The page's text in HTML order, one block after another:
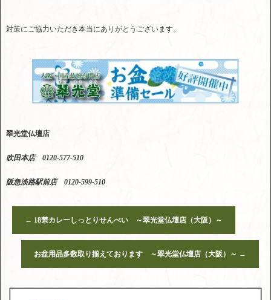
対策にご協力いただき本当にありがとうございます。
翠光堂仏壇店
吹田本店 0120-577-510
阪急淡路駅前店 0120-599-510
← 18禁カレーしっとりせんべい ～翠光堂仏壇店（大阪）～
お盆用品多数取り揃えております ～翠光堂仏壇店（大阪）～ →